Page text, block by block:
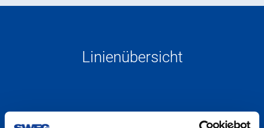
Linienübersicht